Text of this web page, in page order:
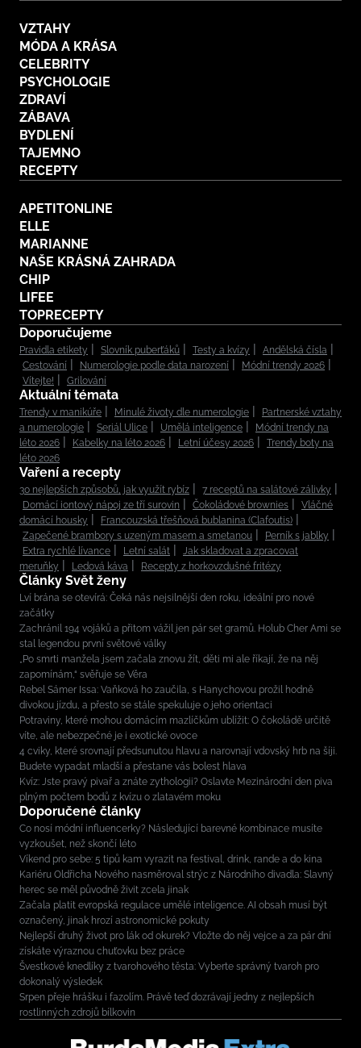
VZTAHY
MÓDA A KRÁSA
CELEBRITY
PSYCHOLOGIE
ZDRAVÍ
ZÁBAVA
BYDLENÍ
TAJEMNO
RECEPTY
APETITONLINE
ELLE
MARIANNE
NAŠE KRÁSNÁ ZAHRADA
CHIP
LIFEE
TOPRECEPTY
Doporučujeme
Pravidla etikety Slovník puberťáků Testy a kvízy
Andělská čísla
Cestování
Numerologie podle data narození
Módní trendy 2026
Vítejte!
Grilování
Aktuální témata
Trendy v manikúře Minulé životy dle numerologie
Partnerské vztahy
a numerologie
Seriál Ulice Umělá inteligence
Módní trendy na
léto 2026
Kabelky na léto 2026 Letní účesy 2026
Trendy boty na
léto 2026
Vaření a recepty
30 nejlepších způsobů, jak využít rybíz
7 receptů na salátové zálivky
Domácí iontový nápoj ze tří surovin
Čokoládové brownies
Vláčné
domácí housky
Francouzská třešňová bublanina (Clafoutis)
Zapečené brambory s uzeným masem a smetanou
Perník s jablky
Extra rychlé lívance
Letní salát
Jak skladovat a zpracovat
meruňky
Ledová káva Recepty z horkovzdušné fritézy
Články Svět ženy
Lví brána se otevírá: Čeká nás nejsilnější den roku, ideální pro nové
začátky
Zachránil 194 vojáků a přitom vážil jen pár set gramů. Holub Cher Ami se
stal legendou první světové války
„Po smrti manžela jsem začala znovu žít, děti mi ale říkají, že na něj
zapomínám,“ svěřuje se Věra
Rebel Sámer Issa: Vaňková ho zaučila, s Hanychovou prožil hodně
divokou jízdu, a přesto se stále spekuluje o jeho orientaci
Potraviny, které mohou domácím mazlíčkům ublížit: O čokoládě určitě
víte, ale nebezpečné je i exotické ovoce
4 cviky, které srovnají předsunutou hlavu a narovnají vdovský hrb na šíji.
Budete vypadat mladší a přestane vás bolest hlava
Kvíz: Jste pravý pivař a znáte zythologii? Oslavte Mezinárodní den piva
plným počtem bodů z kvízu o zlatavém moku
Doporučené články
Co nosí módní influencerky? Následující barevné kombinace musíte
vyzkoušet, než skončí léto
Víkend pro sebe: 5 tipů kam vyrazit na festival, drink, rande a do kina
Kariéru Oldřicha Nového nasměroval strýc z Národního divadla: Slavný
herec se měl původně živit zcela jinak
Začala platit evropská regulace umělé inteligence. AI obsah musí být
označený, jinak hrozí astronomické pokuty
Nejlepší druhý život pro lák od okurek? Vložte do něj vejce a za pár dní
získáte výraznou chuťovku bez práce
Švestkové knedlíky z tvarohového těsta: Vyberte správný tvaroh pro
dokonalý výsledek
Srpen přeje hrášku i fazolím. Právě teď dozrávají jedny z nejlepších
rostlinných zdrojů bílkovin